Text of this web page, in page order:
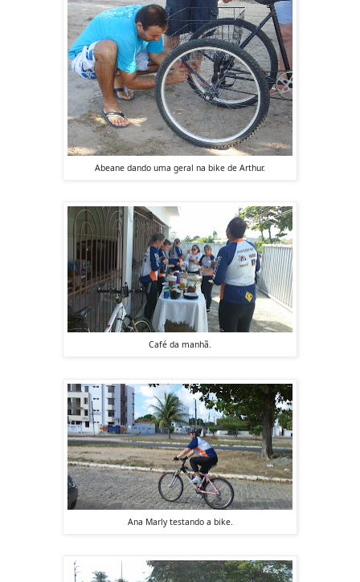
Abeane dando uma geral na bike de Arthur.
Café da manhã.
Ana Marly testando a bike.